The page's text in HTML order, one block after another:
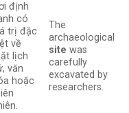
định
có
trị đặc
về
lịch
văn
hoặc
The
archaeological
site was
carefully
excavated by
researchers.